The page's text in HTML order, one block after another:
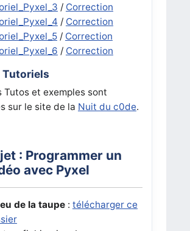
/ Correction
/ Correction
/ Correction
/ Correction
Tutoriels
Tutos et exemples sont
sur le site de la Nuit du c0de.
: Programmer un
avec Pyxel
de la taupe: télécharger ce